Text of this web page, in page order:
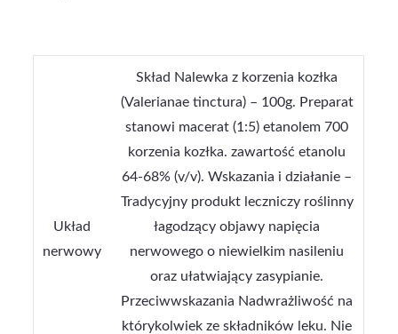
Układ
nerwowy
Skład Nalewka z korzenia kozłka
(Valerianae tinctura) – 100g. Preparat
stanowi macerat (1:5) etanolem 700
korzenia kozłka. zawartość etanolu
64-68% (v/v). Wskazania i działanie –
Tradycyjny produkt leczniczy roślinny
łagodzący objawy napięcia
nerwowego o niewielkim nasileniu
oraz ułatwiający zasypianie.
Przeciwwskazania Nadwrażliwość na
którykolwiek ze składników leku. Nie